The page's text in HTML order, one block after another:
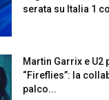
serata su Italia 1
Martin Garrix e U2
“Fireflies”: la
palco...